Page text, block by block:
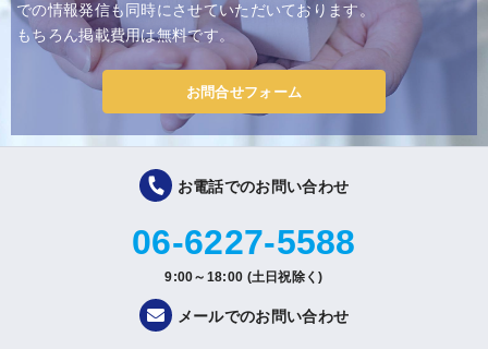
での情報発信も同時にさせていただいております。
もちろん掲載費用は無料です。
お問合せフォーム
お電話でのお問い合わせ
06-6227-5588
9:00～18:00 (土日祝除く)
メールでのお問い合わせ